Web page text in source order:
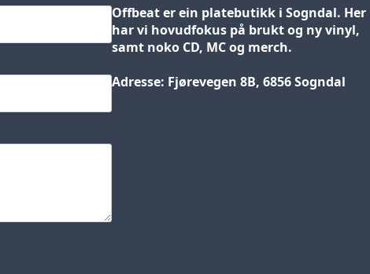
Offbeat er ein platebutikk i Sogndal. Her
har vi hovudfokus på brukt og ny vinyl,
samt noko CD, MC og merch.
Adresse: Fjørevegen 8B, 6856 Sogndal
Blog